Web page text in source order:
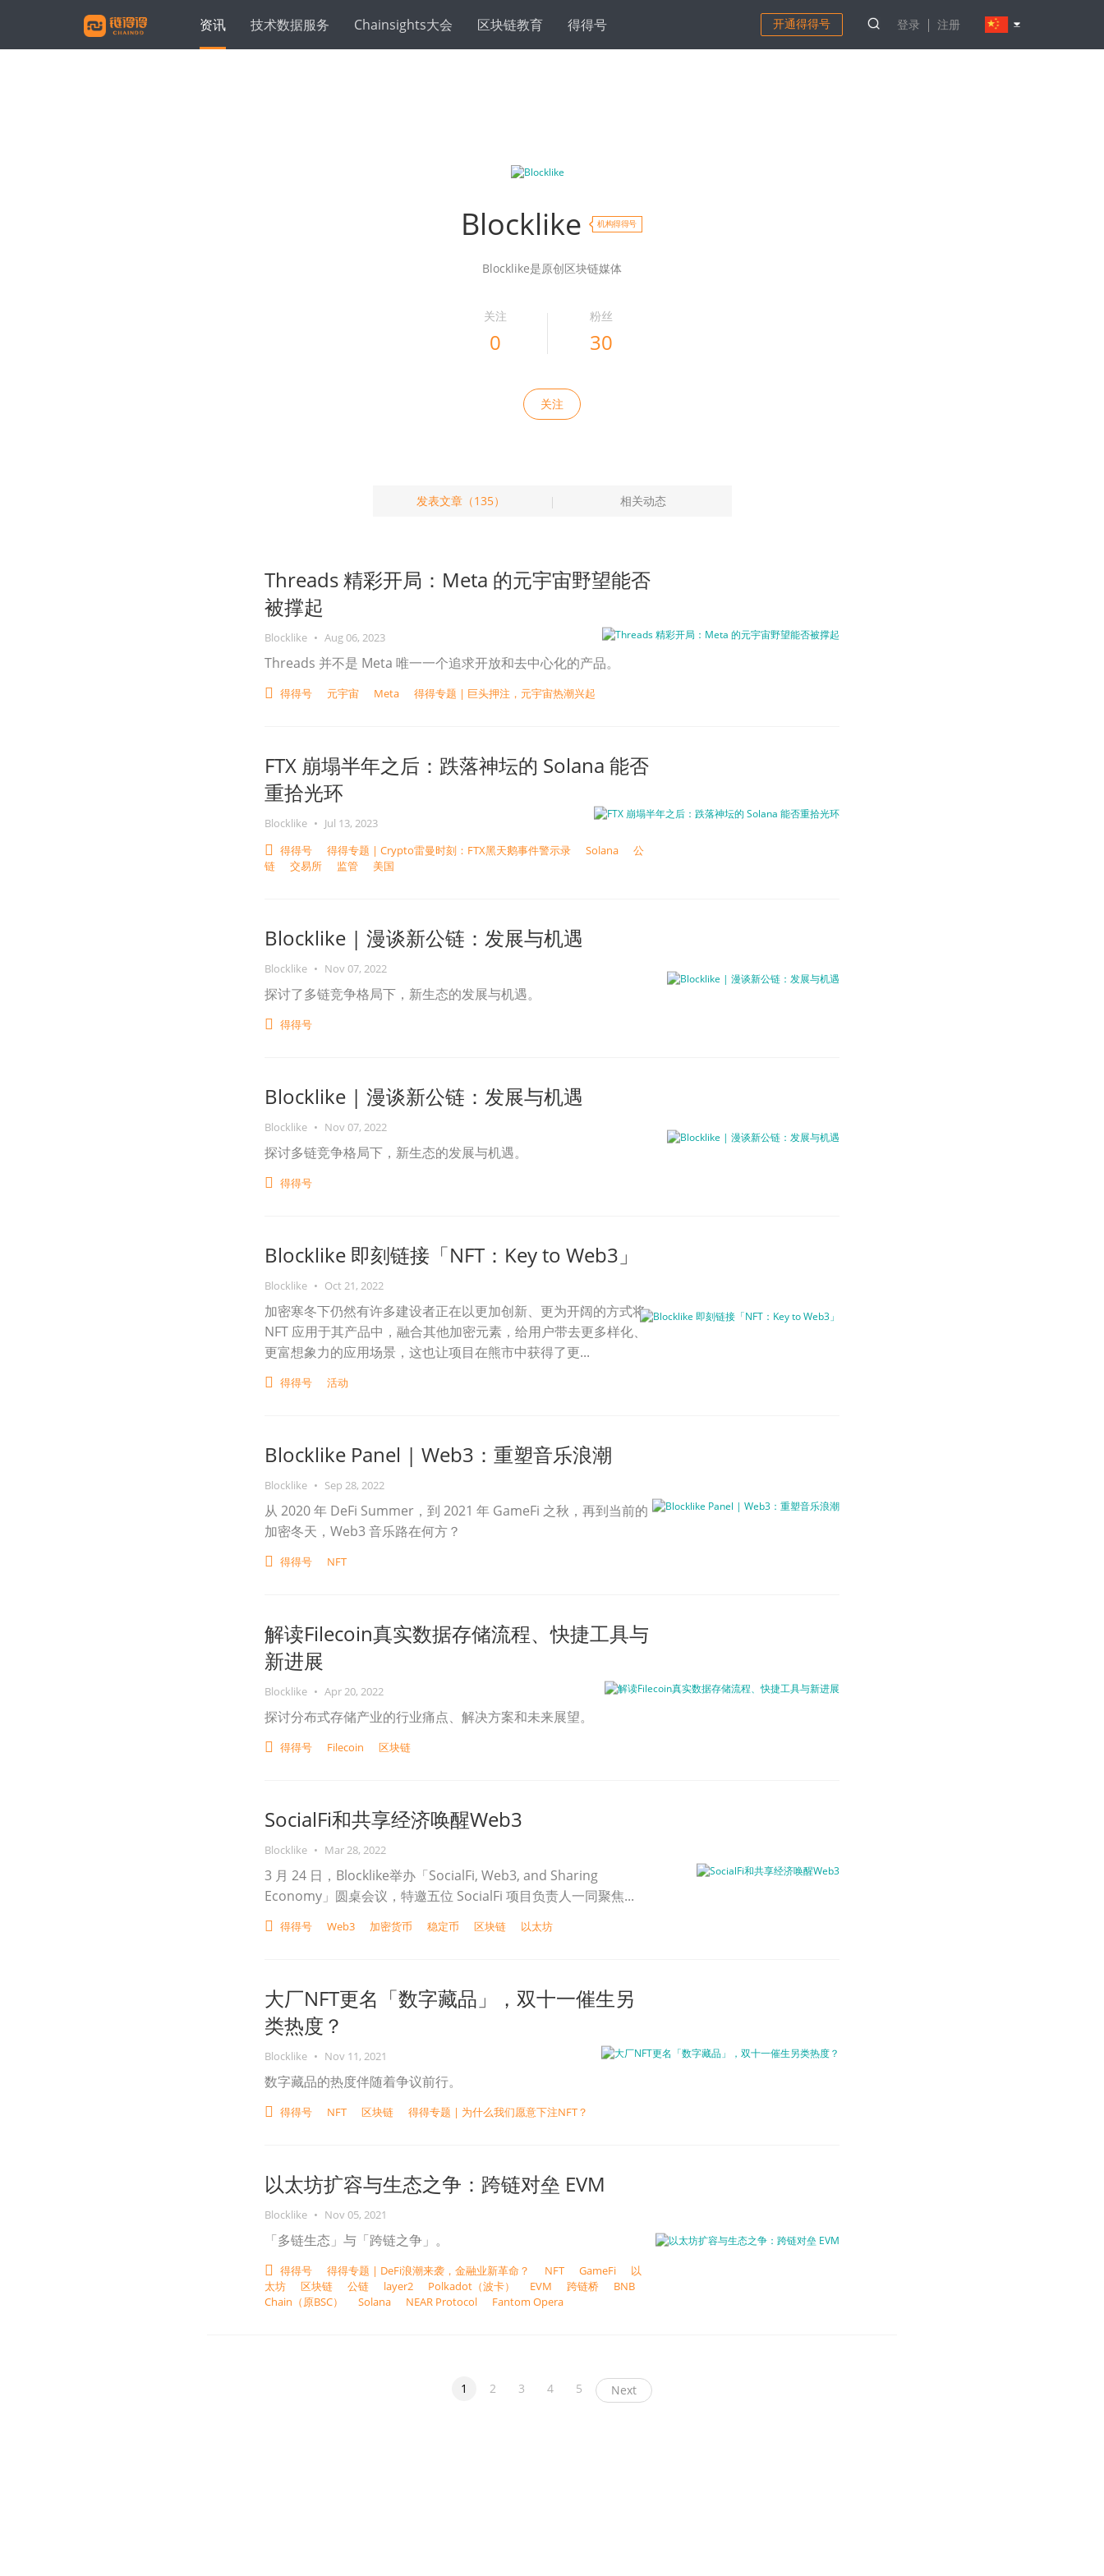
资讯 技术数据服务 Chainsights大会 区块链教育 得得号 开通得得号 登录 注册
Blocklike 机构得得号
Blocklike是原创区块链媒体
关注
0
粉丝
30
关注
发表文章（135） 相关动态
Threads 精彩开局：Meta 的元宇宙野望能否
被撑起
Blocklike • Aug 06, 2023
Threads 并不是 Meta 唯一一个追求开放和去中心化的产品。
得得号 元宇宙 Meta 得得专题 | 巨头押注，元宇宙热潮兴起
FTX 崩塌半年之后：跌落神坛的 Solana 能否
重拾光环
Blocklike • Jul 13, 2023
得得号
得得专题 | Crypto雷曼时刻：FTX黑天鹅事件警示录 Solana
公
链
交易所 监管 美国
Blocklike | 漫谈新公链：发展与机遇
Blocklike • Nov 07, 2022
探讨了多链竞争格局下，新生态的发展与机遇。
得得号
Blocklike | 漫谈新公链：发展与机遇
Blocklike • Nov 07, 2022
探讨多链竞争格局下，新生态的发展与机遇。
得得号
Blocklike 即刻链接「NFT：Key to Web3」
Blocklike • Oct 21, 2022
加密寒冬下仍然有许多建设者正在以更加创新、更为开阔的方式将
NFT 应用于其产品中，融合其他加密元素，给用户带去更多样化、
更富想象力的应用场景，这也让项目在熊市中获得了更...
得得号 活动
Blocklike Panel | Web3：重塑音乐浪潮
Blocklike • Sep 28, 2022
从 2020 年 DeFi Summer，到 2021 年 GameFi 之秋，再到当前的
加密冬天，Web3 音乐路在何方？
得得号 NFT
解读Filecoin真实数据存储流程、快捷工具与
新进展
Blocklike • Apr 20, 2022
探讨分布式存储产业的行业痛点、解决方案和未来展望。
得得号 Filecoin 区块链
SocialFi和共享经济唤醒Web3
Blocklike • Mar 28, 2022
3 月 24 日，Blocklike举办「SocialFi, Web3, and Sharing
Economy」圆桌会议，特邀五位 SocialFi 项目负责人一同聚焦...
得得号 Web3 加密货币 稳定币 区块链 以太坊
大厂NFT更名「数字藏品」，双十一催生另
类热度？
Blocklike • Nov 11, 2021
数字藏品的热度伴随着争议前行。
得得号 NFT 区块链 得得专题 | 为什么我们愿意下注NFT？
以太坊扩容与生态之争：跨链对垒 EVM
Blocklike • Nov 05, 2021
「多链生态」与「跨链之争」。
得得号 得得专题 | DeFi浪潮来袭，金融业新革命？ NFT GameFi
以
太坊
区块链 公链 layer2 Polkadot（波卡） EVM 跨链桥
BNB
Chain（原BSC）
Solana NEAR Protocol Fantom Opera
1 2 3 4 5 Next